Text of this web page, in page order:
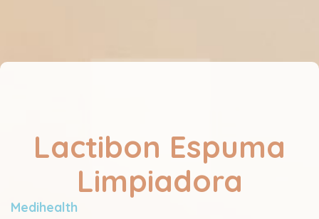
Lactibon Espuma
Limpiadora
Medihealth